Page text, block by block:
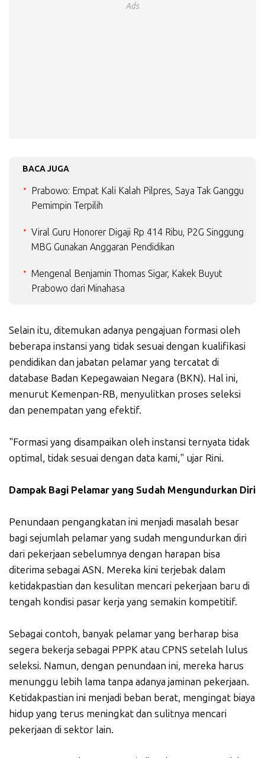
Ads
BACA JUGA
Prabowo: Empat Kali Kalah Pilpres, Saya Tak Ganggu
Pemimpin Terpilih
Viral Guru Honorer Digaji Rp 414 Ribu, P2G Singgung
MBG Gunakan Anggaran Pendidikan
Mengenal Benjamin Thomas Sigar, Kakek Buyut
Prabowo dari Minahasa
Selain itu, ditemukan adanya pengajuan formasi oleh
beberapa instansi yang tidak sesuai dengan kualifikasi
pendidikan dan jabatan pelamar yang tercatat di
database Badan Kepegawaian Negara (BKN). Hal ini,
menurut Kemenpan-RB, menyulitkan proses seleksi
dan penempatan yang efektif.
"Formasi yang disampaikan oleh instansi ternyata tidak
optimal, tidak sesuai dengan data kami," ujar Rini.
Dampak Bagi Pelamar yang Sudah Mengundurkan Diri
Penundaan pengangkatan ini menjadi masalah besar
bagi sejumlah pelamar yang sudah mengundurkan diri
dari pekerjaan sebelumnya dengan harapan bisa
diterima sebagai ASN. Mereka kini terjebak dalam
ketidakpastian dan kesulitan mencari pekerjaan baru di
tengah kondisi pasar kerja yang semakin kompetitif.
Sebagai contoh, banyak pelamar yang berharap bisa
segera bekerja sebagai PPPK atau CPNS setelah lulus
seleksi. Namun, dengan penundaan ini, mereka harus
menunggu lebih lama tanpa adanya jaminan pekerjaan.
Ketidakpastian ini menjadi beban berat, mengingat biaya
hidup yang terus meningkat dan sulitnya mencari
pekerjaan di sektor lain.